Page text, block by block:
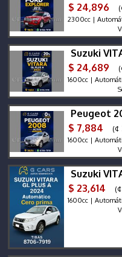
$ 24,896
2300cc |
Suzuki
$ 24,689
1600cc |
Se
Peugeot
$ 7,884
(¢
1600cc |
Suzuki
$ 23,614
1600cc |